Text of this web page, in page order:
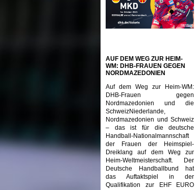
AUF DEM WEG ZUR HEIM-
WM: DHB-FRAUEN GEGEN
NORDMAZEDONIEN
Auf dem Weg zur Heim-WM:
DHB-Frauen gegen
Nordmazedonien und die
SchweizNiederlande,
Nordmazedonien und Schweiz
– das ist für die deutsche
Handball-Nationalmannschaft
der Frauen der Heimspiel-
Dreiklang auf dem Weg zur
Heim-Weltmeisterschaft. Der
Deutsche Handballbund hat
das Auftaktspiel in der
Qualifikation zur EHF EURO